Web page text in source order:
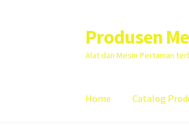
Skip
to
navigation
Skip
to
content
Produsen
Alat dan Mesin Pertanian
Home Catalog